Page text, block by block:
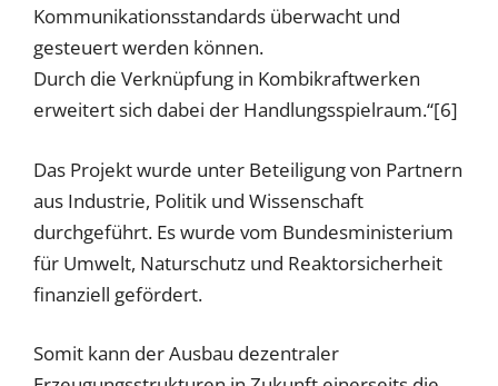
Kommunikationsstandards überwacht und
gesteuert werden können.
Durch die Verknüpfung in Kombikraftwerken
erweitert sich dabei der Handlungsspielraum.“[6]
Das Projekt wurde unter Beteiligung von Partnern
aus Industrie, Politik und Wissenschaft
durchgeführt. Es wurde vom Bundesministerium
für Umwelt, Naturschutz und Reaktorsicherheit
finanziell gefördert.
Somit kann der Ausbau dezentraler